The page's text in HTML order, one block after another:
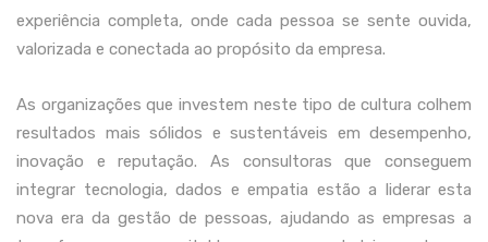
experiência completa, onde cada pessoa se sente ouvida,
valorizada e conectada ao propósito da empresa.
As organizações que investem neste tipo de cultura colhem
resultados mais sólidos e sustentáveis em desempenho,
inovação e reputação. As consultoras que conseguem
integrar tecnologia, dados e empatia estão a liderar esta
nova era da gestão de pessoas, ajudando as empresas a